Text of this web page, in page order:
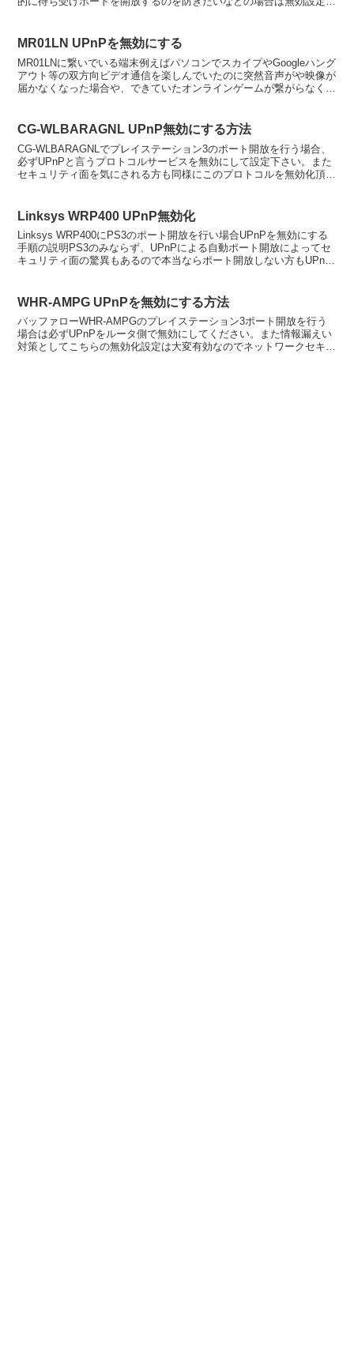
MR01LN UPnPを無効にする
MR01LNに繋いでいる端末例えばパソコンでスカイプやGoogleハング
アウト等の双方向ビデオ通信を楽しんでいたのに突然音声がや映像が
届かなくなった場合や、できていたオンラインゲームが繋がらなくな
CG-WLBARAGNL UPnP無効にする方法
CG-WLBARAGNLでプレイステーション3のポート開放を行う場合、
必ずUPnPと言うプロトコルサービスを無効にして設定下さい。また
セキュリティ面を気にされる方も同様にこのプロトコルを無効化頂く
Linksys WRP400 UPnP無効化
Linksys WRP400にPS3のポート開放を行い場合UPnPを無効にする
手順の説明PS3のみならず、UPnPによる自動ポート開放によってセ
キュリティ面の驚異もあるので本当ならポート開放しない方もUPnP
WHR-AMPG UPnPを無効にする方法
バッファローWHR-AMPGのプレイステーション3ポート開放を行う
場合は必ずUPnPをルータ側で無効にしてください。また情報漏えい
対策としてこちらの無効化設定は大変有効なのでネットワークセキュ